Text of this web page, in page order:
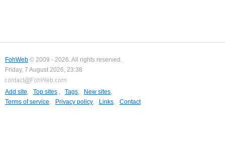
FohWeb © 2009 - 2026. All rights reserved.
Friday, 7 August 2026, 23:38
Add site, Top sites , Tags, New sites,
Terms of service, Privacy policy, Links, Contact